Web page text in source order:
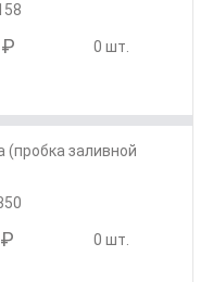
0 шт.
(пробка заливной
0 шт.